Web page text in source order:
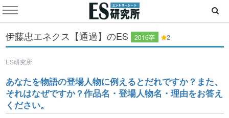
伊藤忠エネクス【通過】のES 2016卒 2
ES研究所
あなたを物語の登場人物に例えるとだれですか？また、
それはなぜですか？作品名・登場人物名・理由をお答え
ください。